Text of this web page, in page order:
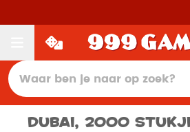
Dubai, 2000